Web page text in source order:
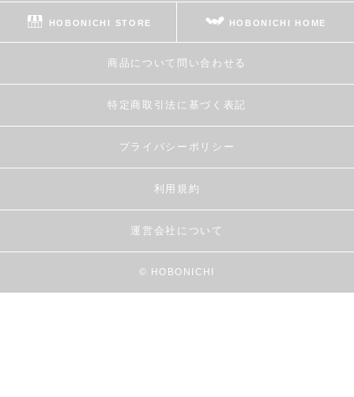
HOBONICHI STORE HOBONICHI HOME
商品について問い合わせる
特定商取引法に基づく表記
プライバシーポリシー
利用規約
運営会社について
© HOBONICHI